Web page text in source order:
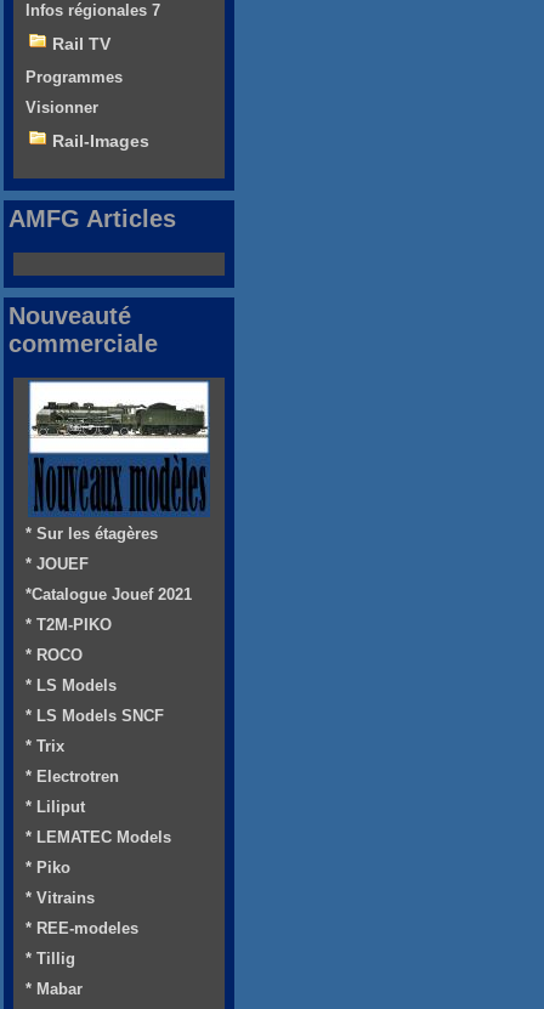
Infos régionales 7
Rail TV
Programmes
Visionner
Rail-Images
AMFG Articles
Nouveauté
commerciale
* Sur les étagères
* JOUEF
*Catalogue Jouef 2021
* T2M-PIKO
* ROCO
* LS Models
* LS Models SNCF
* Trix
* Electrotren
* Liliput
* LEMATEC Models
* Piko
* Vitrains
* REE-modeles
* Tillig
* Mabar